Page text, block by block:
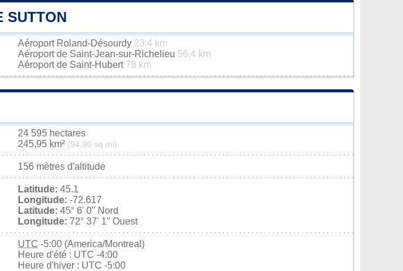
SUTTON
Aéroport Roland-Désourdy 23.4 km
Aéroport de Saint-Jean-sur-Richelieu 56.4 km
Aéroport de Saint-Hubert 78 km
24 595 hectares
245,95 km² (94,96 sq mi)
156 mètres d'altitude
Latitude: 45.1
Longitude: -72.617
Latitude: 45° 6' 0'' Nord
Longitude: 72° 37' 1'' Ouest
UTC -5:00 (America/Montreal)
Heure d'été : UTC -4:00
Heure d'hiver : UTC -5:00